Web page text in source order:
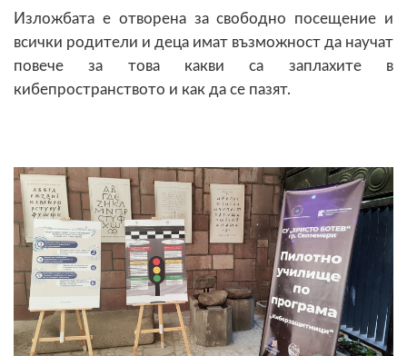
Изложбата е отворена за свободно посещение и
всички родители и деца имат възможност да научат
повече за това какви са заплахите в
кибепространството и как да се пазят.